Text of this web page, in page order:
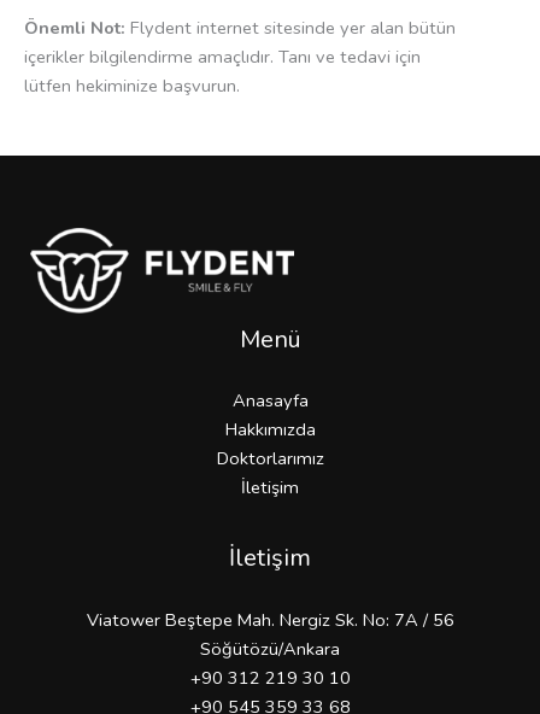
Önemli Not: Flydent internet sitesinde yer alan bütün
içerikler bilgilendirme amaçlıdır. Tanı ve tedavi için
lütfen hekiminize başvurun.
Menü
Anasayfa
Hakkımızda
Doktorlarımız
İletişim
İletişim
Viatower Beştepe Mah. Nergiz Sk. No: 7A / 56
Söğütözü/Ankara
+90 312 219 30 10
+90 545 359 33 68